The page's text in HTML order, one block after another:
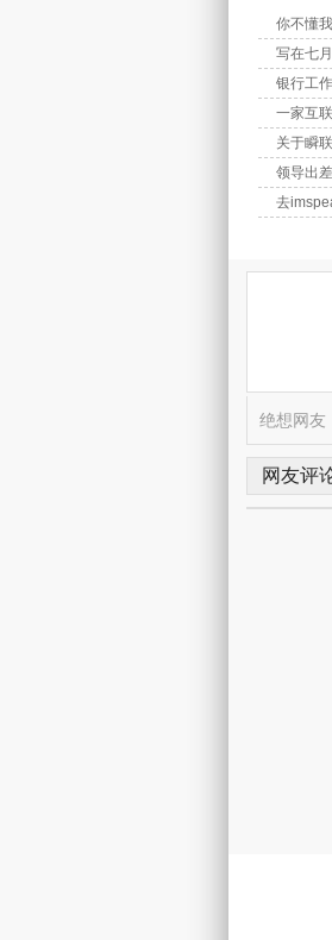
你不懂
写在七
银行工作
一家互
关于瞬
领导出
去